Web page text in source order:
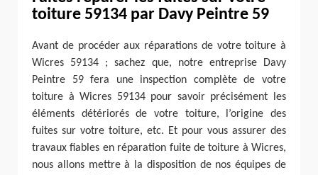
toiture 59134 par Davy Peintre 59
Avant de procéder aux réparations de votre toiture à
Wicres 59134 ; sachez que, notre entreprise Davy
Peintre 59 fera une inspection complète de votre
toiture à Wicres 59134 pour savoir précisément les
éléments détériorés de votre toiture, l’origine des
fuites sur votre toiture, etc. Et pour vous assurer des
travaux fiables en réparation fuite de toiture à Wicres,
nous allons mettre à la disposition de nos équipes de